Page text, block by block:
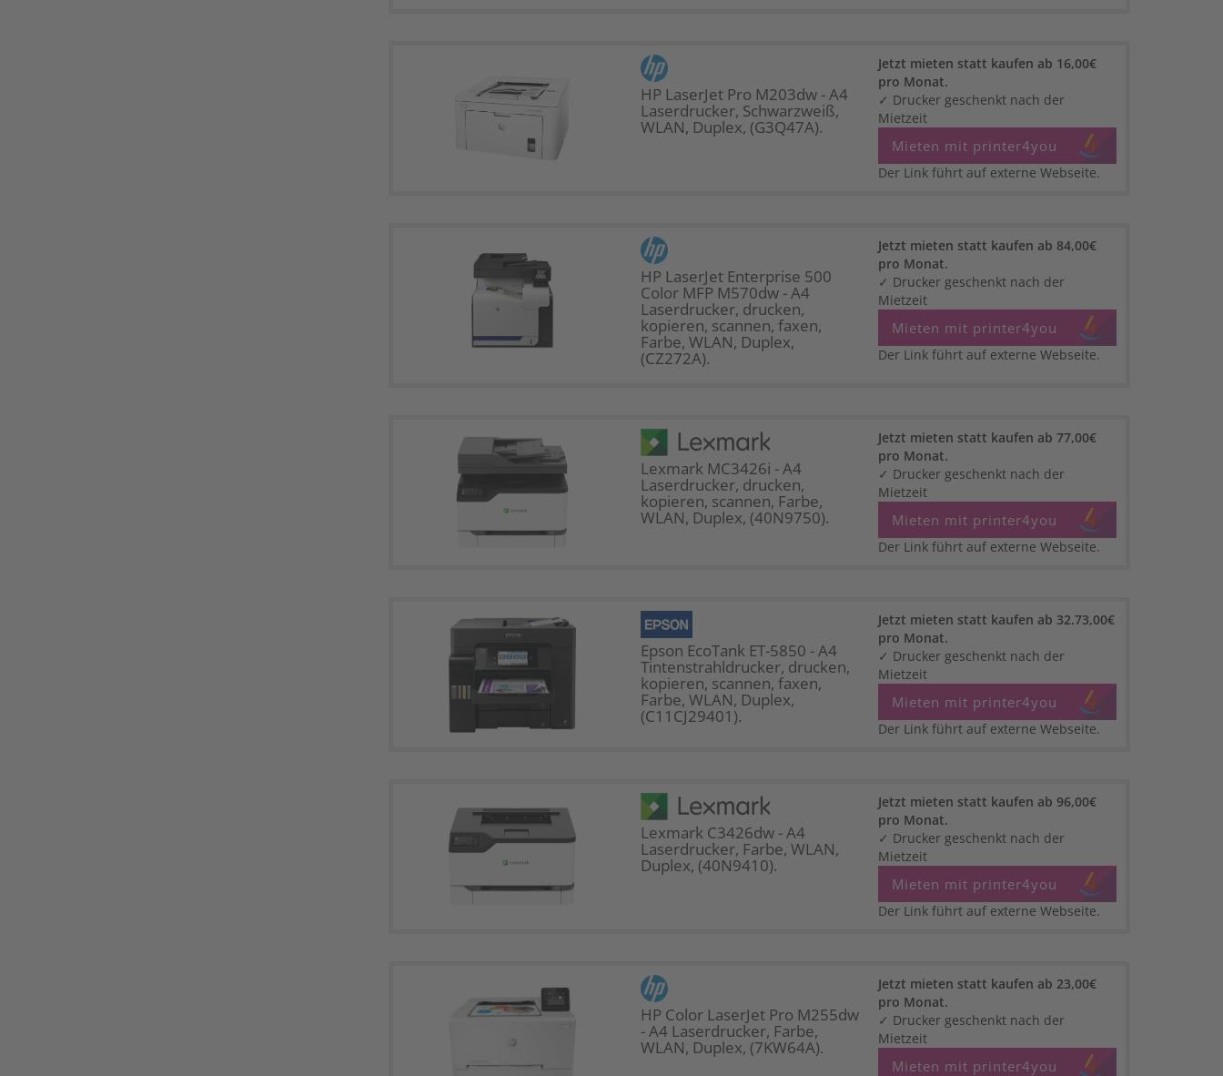
HP LaserJet Pro M203dw - A4
Laserdrucker, Schwarzweiß,
WLAN, Duplex, (G3Q47A).
Jetzt mieten statt kaufen ab 16,00€
pro Monat.
✓ Drucker geschenkt nach der
Mietzeit
Mieten mit printer4you
Der Link führt auf externe Webseite.
HP LaserJet Enterprise 500
Color MFP M570dw - A4
Laserdrucker, drucken,
kopieren, scannen, faxen,
Farbe, WLAN, Duplex,
(CZ272A).
Jetzt mieten statt kaufen ab 84,00€
pro Monat.
✓ Drucker geschenkt nach der
Mietzeit
Mieten mit printer4you
Der Link führt auf externe Webseite.
Lexmark MC3426i - A4
Laserdrucker, drucken,
kopieren, scannen, Farbe,
WLAN, Duplex, (40N9750).
Jetzt mieten statt kaufen ab 77,00€
pro Monat.
✓ Drucker geschenkt nach der
Mietzeit
Mieten mit printer4you
Der Link führt auf externe Webseite.
Epson EcoTank ET-5850 - A4
Tintenstrahldrucker, drucken,
kopieren, scannen, faxen,
Farbe, WLAN, Duplex,
(C11CJ29401).
Jetzt mieten statt kaufen ab 32.73,00€
pro Monat.
✓ Drucker geschenkt nach der
Mietzeit
Mieten mit printer4you
Der Link führt auf externe Webseite.
Lexmark C3426dw - A4
Laserdrucker, Farbe, WLAN,
Duplex, (40N9410).
Jetzt mieten statt kaufen ab 96,00€
pro Monat.
✓ Drucker geschenkt nach der
Mietzeit
Mieten mit printer4you
Der Link führt auf externe Webseite.
HP Color LaserJet Pro M255dw
- A4 Laserdrucker, Farbe,
WLAN, Duplex, (7KW64A).
Jetzt mieten statt kaufen ab 23,00€
pro Monat.
✓ Drucker geschenkt nach der
Mietzeit
Mieten mit printer4you